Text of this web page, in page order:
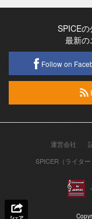
SPICE
最新の
Follow on
運営会社
SPICER（ライタ